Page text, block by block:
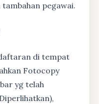
pegawai.
di tempat
Fotocopy
yg telah